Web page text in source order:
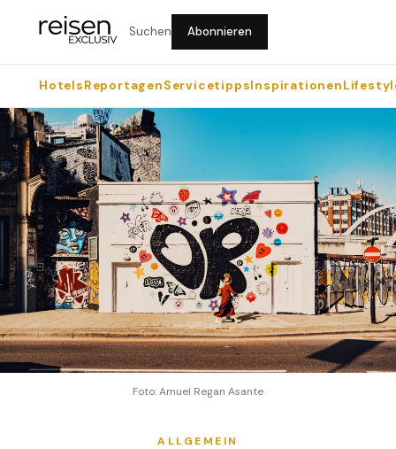
Suchen Abonnieren
HotelsReportagenServicetippsInspirationen
Foto: Amuel Regan Asante
ALLGEMEIN